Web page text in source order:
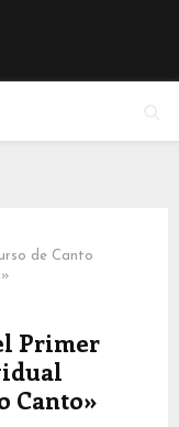
de Canto
Primer
Canto»